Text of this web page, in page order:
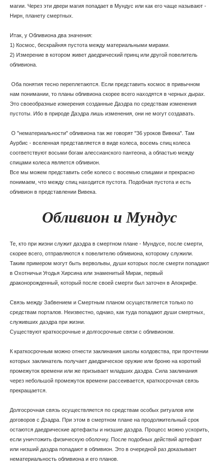
магии. Через эти двери магия попадает в Мундус или как его чаще называют -
Нирн, планету смертных.
Итак, у Обливиона два значения:
1) Космос, бескрайняя пустота между материальными мирами.
2) Измерение в котором живет даедрический принц или другой повелитель
обливиона.
Оба понятия тесно переплетаются. Если представить космос в привычном
нам понимании, то планы обливиона скорее всего находятся в черных дырах.
Это своеобразные измерения созданные Даэдра по средствам изменения
пустоты. Ибо в природе Даэдра лишь изменения, они не могут создавать.
О "нематериальности" обливиона так же говорят "36 уроков Вивека". Там
Аурбис - вселенная представляется в виде колеса, восемь спиц колеса
соответствуют восьми богам алессианского пантеона, а областью между
спицами колеса является обливион.
Все мы можем представить себе колесо с восемью спицами и прекрасно
понимаем, что между спиц находится пустота. Подобная пустота и есть
обливион в представлении Вивека.
Обливион и Мундус
Те, кто при жизни служит даэдра в смертном плане - Мундусе, после смерти,
скорее всего, отправляются к повелителю обливиона, которому служили.
Таким примером могут быть вервольвы, души которых после смерти попадают
в Охотничьи Угодья Хирсина или знаменитый Мирак, первый
драконорожденный, который после своей смерти был заточен в Апокрифе.
Связь между Забвением и Смертным планом осуществляется только по
средствам порталов. Неизвестно, однако, как туда попадают души смертных,
служивших даэдра при жизни.
Существуют краткосрочные и долгосрочные связи с обливионом.
К краткосрочным можно отнести заклинания школы колдовства, при прочтении
которых заклинатель получает даедрическое оружие или броню на короткий
промежуток времени или же призывает младших даэдра. Сила заклинания
через небольшой промежуток времени рассеивается, краткосрочная связь
прекращается.
Долгосрочная связь осуществляется по средствам особых ритуалов или
договоров с Дэадра. При этом в смертном плане на продолжительный срок
остаются даедрические артефакты и низшие даэдра. Процесс можно ускорить,
если уничтожить физическую оболочку. После подобных действий артефакт
или низший даэдра попадают в обливион. Это в очередной раз доказывает
нематериальность обливиона и его планов.